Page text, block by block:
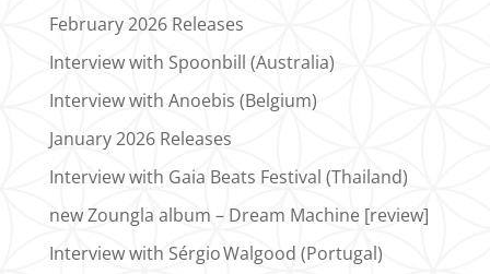
February 2026 Releases
Interview with Spoonbill (Australia)
Interview with Anoebis (Belgium)
January 2026 Releases
Interview with Gaia Beats Festival (Thailand)
new Zoungla album – Dream Machine [review]
Interview with Sérgio Walgood (Portugal)